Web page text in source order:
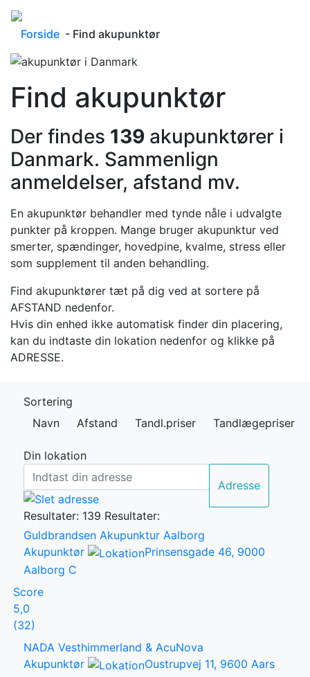
Forside - Find akupunktør
Find akupunktør
Der findes 139 akupunktører i
Danmark. Sammenlign
anmeldelser, afstand mv.
En akupunktør behandler med tynde nåle i udvalgte
punkter på kroppen. Mange bruger akupunktur ved
smerter, spændinger, hovedpine, kvalme, stress eller
som supplement til anden behandling.
Find akupunktører tæt på dig ved at sortere på
AFSTAND nedenfor.
Hvis din enhed ikke automatisk finder din placering,
kan du indtaste din lokation nedenfor og klikke på
ADRESSE.
Sortering
Navn
Afstand Tandl.priser Tandlægepriser
Din lokation
Adresse
Resultater: 139 Resultater:
Guldbrandsen Akupunktur Aalborg
Akupunktør
Prinsensgade 46, 9000
Aalborg C
Score
5,0
(32)
NADA Vesthimmerland & AcuNova
Akupunktør
Oustrupvej 11, 9600 Aars